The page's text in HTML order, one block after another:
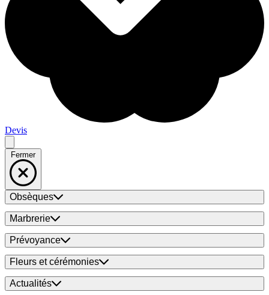
Devis
Fermer
Obsèques
Marbrerie
Prévoyance
Fleurs et cérémonies
Actualités